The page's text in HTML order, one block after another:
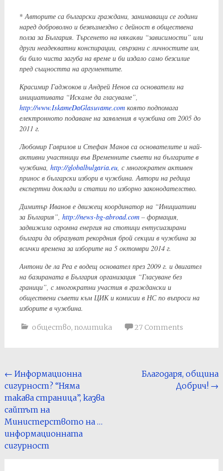
*Авторите са български граждани, занимаващи се години
наред доброволно и безвъзмездно с дейност в обществена
полза за България. Търсенето на някакви “зависимости” или
други неадекватни конспирации, свързани с личностите им,
би било чиста загуба на време и би издало само безсилие
пред същността на аргументите.
Красимир Гаджоков и Андрей Ненов са основатели на
инициативата “Искаме да гласуваме”,
http://www.IskameDaGlasuvame.comкоято подпомага
електронното подаване на заявления в чужбина от 2005 до
2011 г.
Любомир Гаврилов и Стефан Манов са основателите и най-
активни участници във Временните съвети на българите в
чужбина, http://globalbulgaria.eu, с многократен активен
принос в български избори в чужбина. Автори на редица
експертни доклади и статии по изборно законодателство.
Димитър Иванов е движещ координатор на “Инициативи
за България”, http://news-bg-abroad.com– формация,
задвижила огромна енергия на стотици ентусиазирани
българи да образуват рекордния брой секции в чужбина за
всички времена за изборите на 5 октомври 2014 г.
Антони де ла Реа е водещ основател през 2009 г. и двигател
на базираната в България организация “Гласуване без
граници”, с многократни участия в граждански и
обществени съвети към ЦИК и комисии в НС по въпроси на
изборите в чужбина.
общество, политика 27 Comments
Post
navigation
← Информационна
сигурност? “Няма
такава страница”, казва
сайтът на
Министерството на …
информационната
сигурност
Благодаря, община
Добрич! →